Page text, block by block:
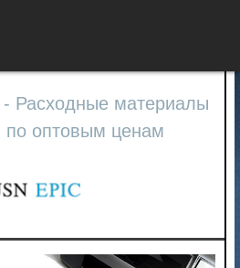
Расходные материалы
по оптовым ценам